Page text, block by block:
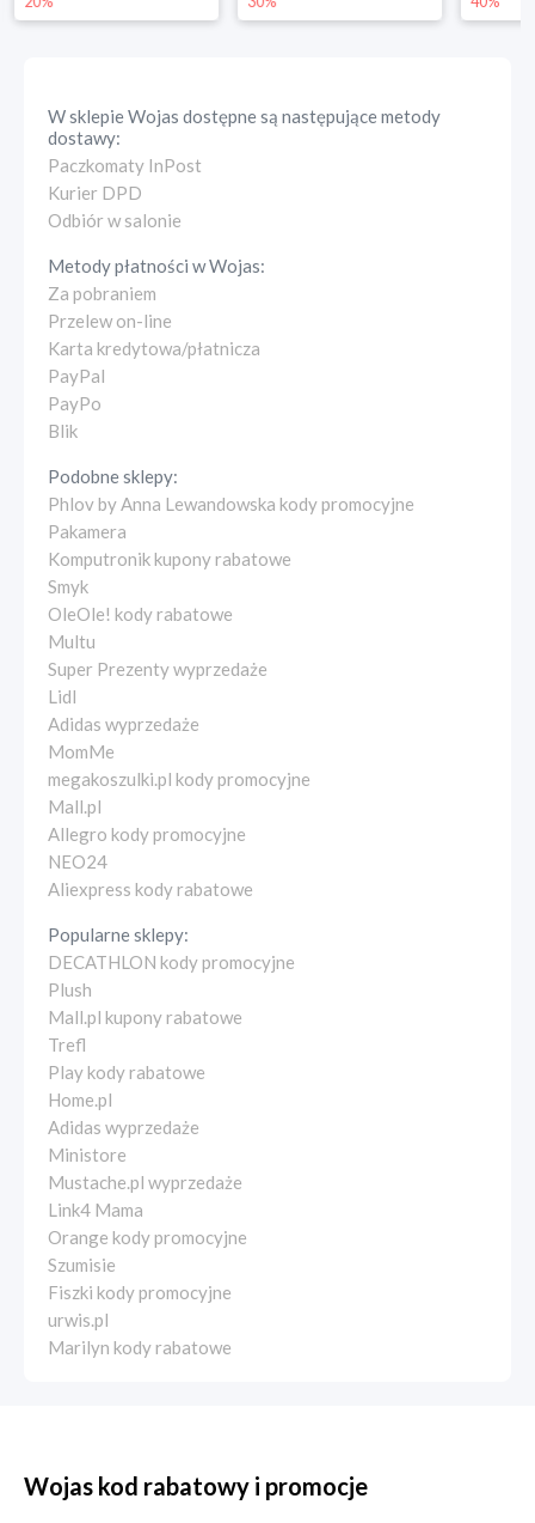
W sklepieWojas dostępne są następujące metody
dostawy:
Paczkomaty InPost
Kurier DPD
Odbiór w salonie
Metody płatności wWojas:
Za pobraniem
Przelew on-line
Karta kredytowa/płatnicza
PayPal
PayPo
Blik
Podobne sklepy:
Phlov by Anna Lewandowska kody promocyjne
Pakamera
Komputronik kupony rabatowe
Smyk
OleOle! kody rabatowe
Multu
Super Prezenty wyprzedaże
Lidl
Adidas wyprzedaże
MomMe
megakoszulki.pl kody promocyjne
Mall.pl
Allegro kody promocyjne
NEO24
Aliexpress kody rabatowe
Popularne sklepy:
DECATHLON kody promocyjne
Plush
Mall.pl kupony rabatowe
Trefl
Play kody rabatowe
Home.pl
Adidas wyprzedaże
Ministore
Mustache.pl wyprzedaże
Link4 Mama
Orange kody promocyjne
Szumisie
Fiszki kody promocyjne
urwis.pl
Marilyn kody rabatowe
Wojas kod rabatowy i promocje